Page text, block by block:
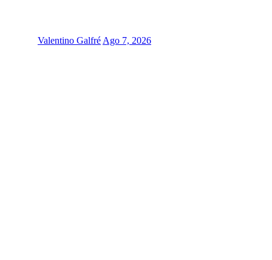
Valentino Galfré Ago 7, 2026